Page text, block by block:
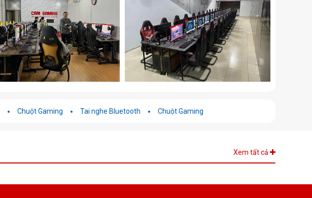
Chuột Gaming Tai nghe Bluetooth Chuột Gaming
Xem tất cả